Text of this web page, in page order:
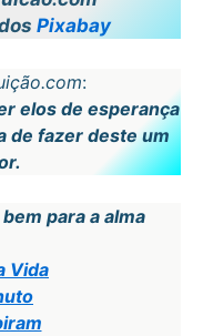
Pixabay
:
elos de esperança
de fazer deste um
para a alma
Vida